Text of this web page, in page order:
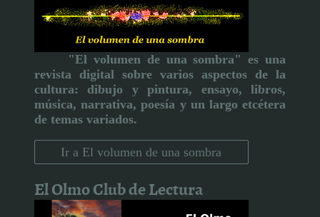
"El volumen de una sombra" es una
revista digital sobre varios aspectos de la
cultura:
dibujo y pintura, ensayo, libros,
música, narrativa, poesía y un largo etcétera
de temas variados.
Ir a El volumen de una sombra
El Olmo Club de Lectura